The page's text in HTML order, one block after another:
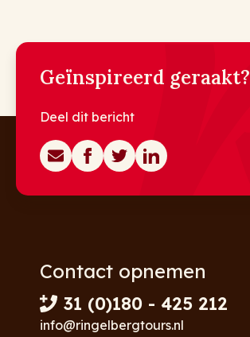
Geïnspireerd geraakt?
Deel dit bericht
Contact opnemen
31 (0)180 - 425 212
info@ringelbergtours.nl